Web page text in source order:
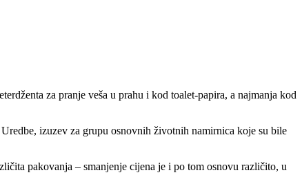
za pranje veša u prahu i kod toalet-papira, a najmanja kod
izuzev za grupu osnovnih životnih namirnica koje su bile
pakovanja – smanjenje cijena je i po tom osnovu različito, u